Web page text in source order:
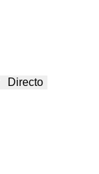
Directo